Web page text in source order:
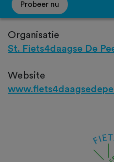
Probeer nu
Organisatie
St. Fiets4daagse De
Website